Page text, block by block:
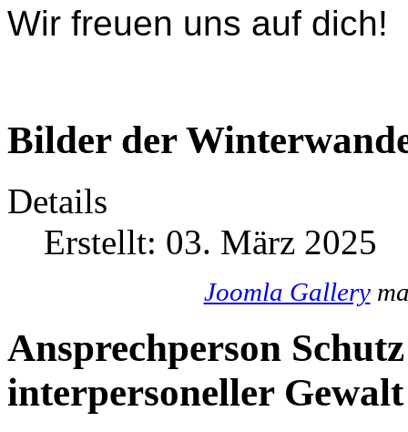
Wir freuen uns auf dich!
Bilder der
Details
Erstellt: 03. März 2025
Joomla Gallery
Ansprechperson
interpersoneller Gewalt